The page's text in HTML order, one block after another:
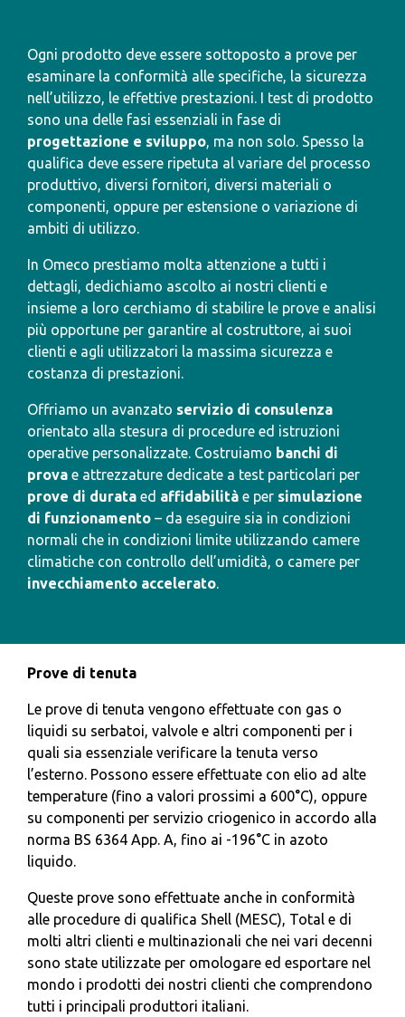
Ogni prodotto deve essere sottoposto a prove per
esaminare la conformità alle specifiche, la sicurezza
nell’utilizzo, le effettive prestazioni. I test di prodotto
sono una delle fasi essenziali in fase di
progettazione e sviluppo, ma non solo. Spesso la
qualifica deve essere ripetuta al variare del processo
produttivo, diversi fornitori, diversi materiali o
componenti, oppure per estensione o variazione di
ambiti di utilizzo.
In Omeco prestiamo molta attenzione a tutti i
dettagli, dedichiamo ascolto ai nostri clienti e
insieme a loro cerchiamo di stabilire le prove e analisi
più opportune per garantire al costruttore, ai suoi
clienti e agli utilizzatori la massima sicurezza e
costanza di prestazioni.
Offriamo un avanzato servizio di consulenza
orientato alla stesura di procedure ed istruzioni
operative personalizzate. Costruiamo banchi di
prova e attrezzature dedicate a test particolari per
prove di durata ed affidabilità e per simulazione
di funzionamento – da eseguire sia in condizioni
normali che in condizioni limite utilizzando camere
climatiche con controllo dell’umidità, o camere per
invecchiamento accelerato.
Prove di tenuta
Le prove di tenuta vengono effettuate con gas o
liquidi su serbatoi, valvole e altri componenti per i
quali sia essenziale verificare la tenuta verso
l’esterno. Possono essere effettuate con elio ad alte
temperature (fino a valori prossimi a 600°C), oppure
su componenti per servizio criogenico in accordo alla
norma BS 6364 App. A, fino ai -196°C in azoto
liquido.
Queste prove sono effettuate anche in conformità
alle procedure di qualifica Shell (MESC), Total e di
molti altri clienti e multinazionali che nei vari decenni
sono state utilizzate per omologare ed esportare nel
mondo i prodotti dei nostri clienti che comprendono
tutti i principali produttori italiani.